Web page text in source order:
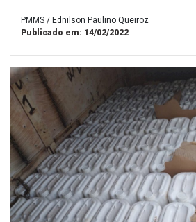
PMMS / Ednilson Paulino Queiroz
Publicado em: 14/02/2022